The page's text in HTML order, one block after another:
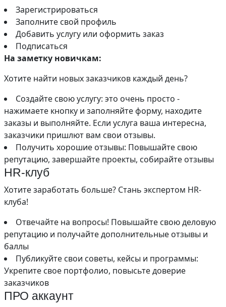
Зарегистрироваться
Заполните свой профиль
Добавить услугу или оформить заказ
Подписаться
На заметку новичкам:
Хотите найти новых заказчиков каждый день?
Создайте свою услугу: это очень просто -
нажимаете кнопку и заполняйте форму, находите
заказы и выполняйте. Если услуга ваша интересна,
заказчики пришлют вам свои отзывы.
Получить хорошие отзывы: Повышайте свою
репутацию, завершайте проекты, собирайте отзывы
HR-клуб
Хотите заработать больше? Стань экспертом HR-
клуба!
Отвечайте на вопросы! Повышайте свою деловую
репутацию и получайте дополнительные отзывы и
баллы
Публикуйте свои советы, кейсы и программы:
Укрепите свое портфолио, повысьте доверие
заказчиков
ПРО аккаунт